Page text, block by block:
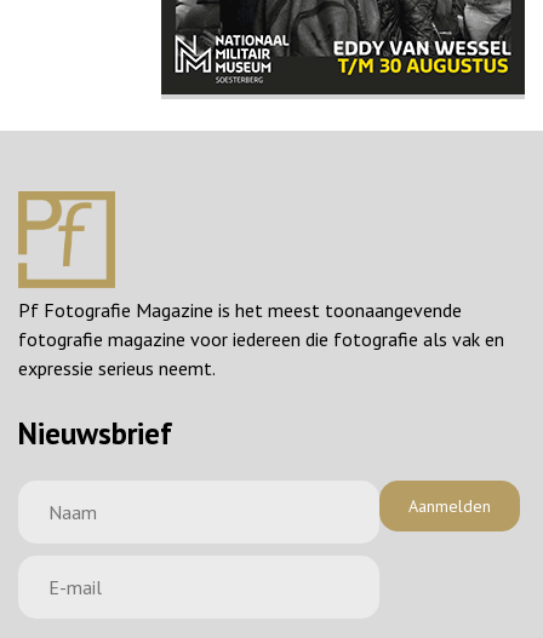
Pf Fotografie Magazine is het meest toonaangevende
fotografie magazine voor iedereen die fotografie als vak en
expressie serieus neemt.
Nieuwsbrief
Aanmelden